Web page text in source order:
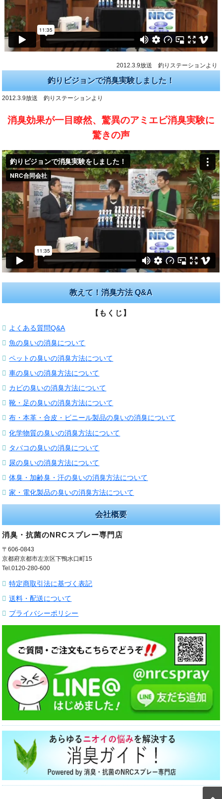
2012.3.9放送 釣りステーションより
釣りビジョンで消臭実験しました！
2012.3.9放送 釣りステーションより
消臭効果が一目瞭然、驚異のアミエビ消臭実験に
驚きの声
教えて！消臭方法 Q&A
【もくじ】
よくある質問Q&A
魚の臭いの消臭について
ペットの臭いの消臭方法について
車の臭いの消臭方法について
カビの臭いの消臭方法について
靴・足の臭いの消臭方法について
布・本革・合皮・ビニール製品の臭いの消臭について
化学物質の臭いの消臭方法について
タバコの臭いの消臭について
尿の臭いの消臭方法について
体臭・加齢臭・汗の臭いの消臭方法について
家・電化製品の臭いの消臭方法について
会社概要
消臭・抗菌のNRCスプレー専門店
〒606-0843
京都府京都市左京区下鴨水口町15
Tel.0120-280-600
特定商取引法に基づく表記
送料・配送について
プライバシーポリシー